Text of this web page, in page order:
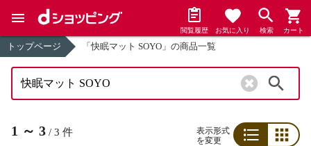
閲覧履歴 お気に入り 検索 カート
トップページ 「快眠マット SOYO」の商品一覧
1 ～ 3 / 3 件
表示形式
を変更